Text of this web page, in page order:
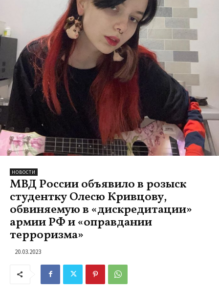
НОВОСТИ
МВД России объявило в розыск
студентку Олесю Кривцову,
обвиняемую в «дискредитации»
армии РФ и «оправдании
терроризма»
20.03.2023